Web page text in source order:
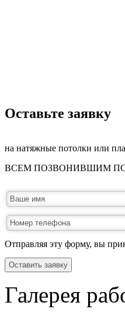
­Оставьте заявку
на натяжные потолки или
ВСЕМ ПОЗВОНИВШИМ
Отправляя эту форму, вы
Оставить заявку
Галерея